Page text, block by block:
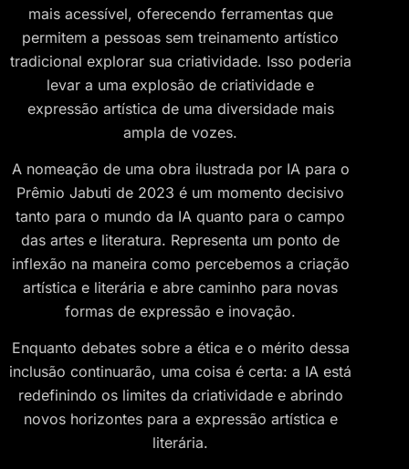
mais acessível, oferecendo ferramentas que
permitem a pessoas sem treinamento artístico
tradicional explorar sua criatividade. Isso poderia
levar a uma explosão de criatividade e
expressão artística de uma diversidade mais
ampla de vozes.
A nomeação de uma obra ilustrada por IA para o
Prêmio Jabuti de 2023 é um momento decisivo
tanto para o mundo da IA quanto para o campo
das artes e literatura. Representa um ponto de
inflexão na maneira como percebemos a criação
artística e literária e abre caminho para novas
formas de expressão e inovação.
Enquanto debates sobre a ética e o mérito dessa
inclusão continuarão, uma coisa é certa: a IA está
redefinindo os limites da criatividade e abrindo
novos horizontes para a expressão artística e
literária.